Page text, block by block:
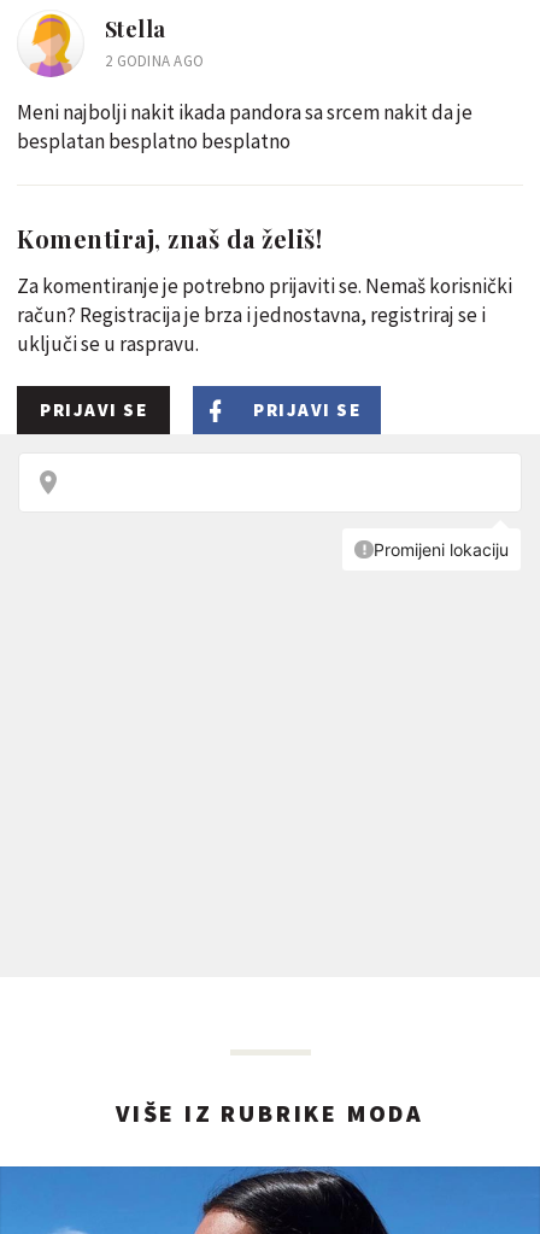
Stella
2 GODINA AGO
Meni najbolji nakit ikada pandora sa srcem nakit da je
besplatan besplatno besplatno
Komentiraj, znaš da želiš!
Za komentiranje je potrebno prijaviti se. Nemaš korisnički
račun? Registracija je brza i jednostavna, registriraj se i
uključi se u raspravu.
PRIJAVI SE PRIJAVI SE
VIŠE IZ RUBRIKE MODA